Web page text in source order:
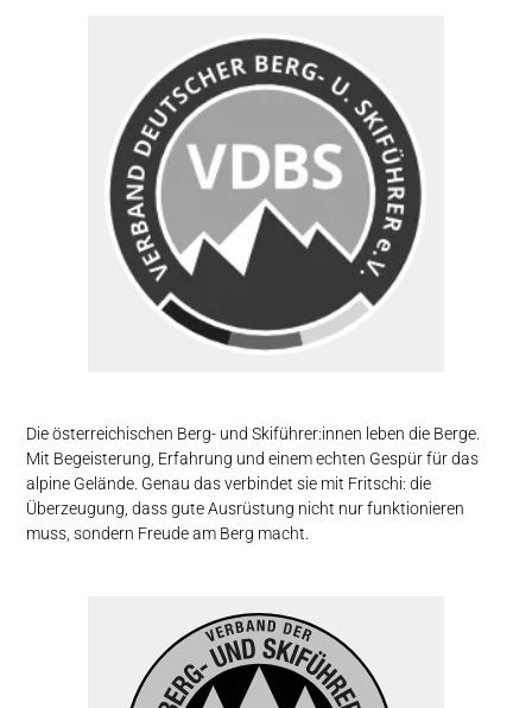
Die österreichischen Berg- und Skiführer:innen leben die Berge.
Mit Begeisterung, Erfahrung und einem echten Gespür für das
alpine Gelände. Genau das verbindet sie mit Fritschi: die
Überzeugung, dass gute Ausrüstung nicht nur funktionieren
muss, sondern Freude am Berg macht.